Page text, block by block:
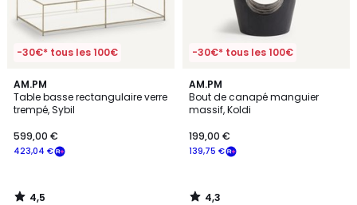
-30€* tous les 100€
AM.PM
Table basse rectangulaire verre
trempé, Sybil
423,04 €
599,00 €
4,5
/ 5
4,5
-30€* tous les 100€
AM.PM
Bout de canapé manguier
massif, Koldi
139,75 €
199,00 €
4,3
/ 5
4,3